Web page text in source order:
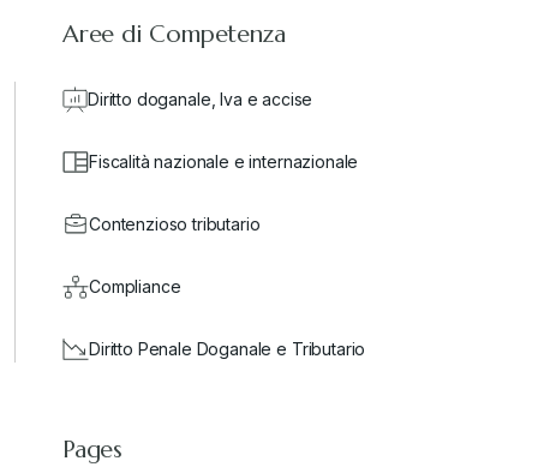
Aree di Competenza
Diritto doganale, Iva e accise
Fiscalità nazionale e internazionale
Contenzioso tributario
Compliance
Diritto Penale Doganale e Tributario
Pages